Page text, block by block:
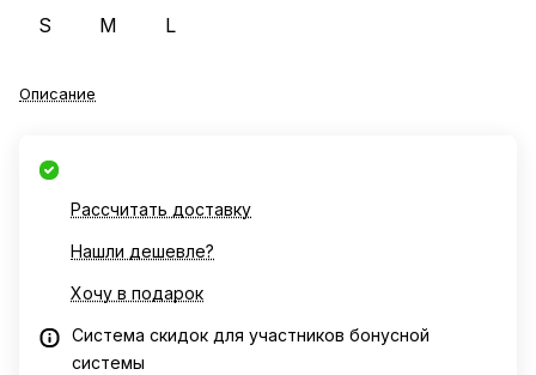
S M L
Описание
Рассчитать доставку
Нашли дешевле?
Хочу в подарок
Система скидок для участников бонусной
системы